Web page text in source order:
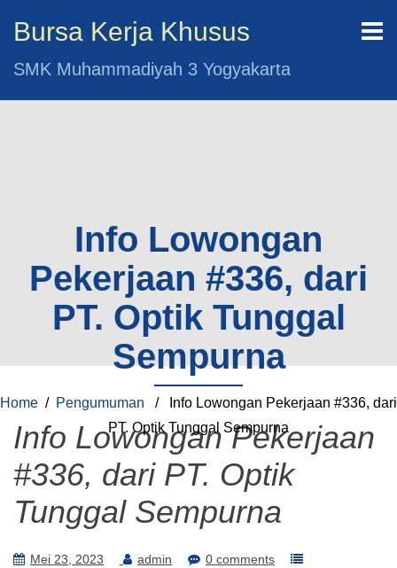
Bursa Kerja Khusus
SMK Muhammadiyah 3 Yogyakarta
Info Lowongan
Pekerjaan #336, dari
PT. Optik Tunggal
Sempurna
Home / Pengumuman / Info Lowongan Pekerjaan #336, dari
PT. Optik Tunggal Sempurna
Info Lowongan Pekerjaan
#336, dari PT. Optik
Tunggal Sempurna
Mei 23, 2023 admin
0 comments